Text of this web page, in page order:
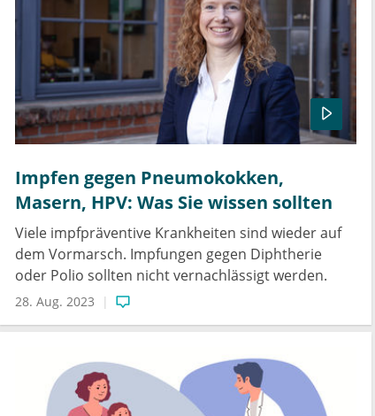
Impfen gegen Pneumokokken,
Masern, HPV: Was Sie wissen sollten
Viele impfpräventive Krankheiten sind wieder auf
dem Vormarsch. Impfungen gegen Diphtherie
oder Polio sollten nicht vernachlässigt werden.
28. Aug. 2023